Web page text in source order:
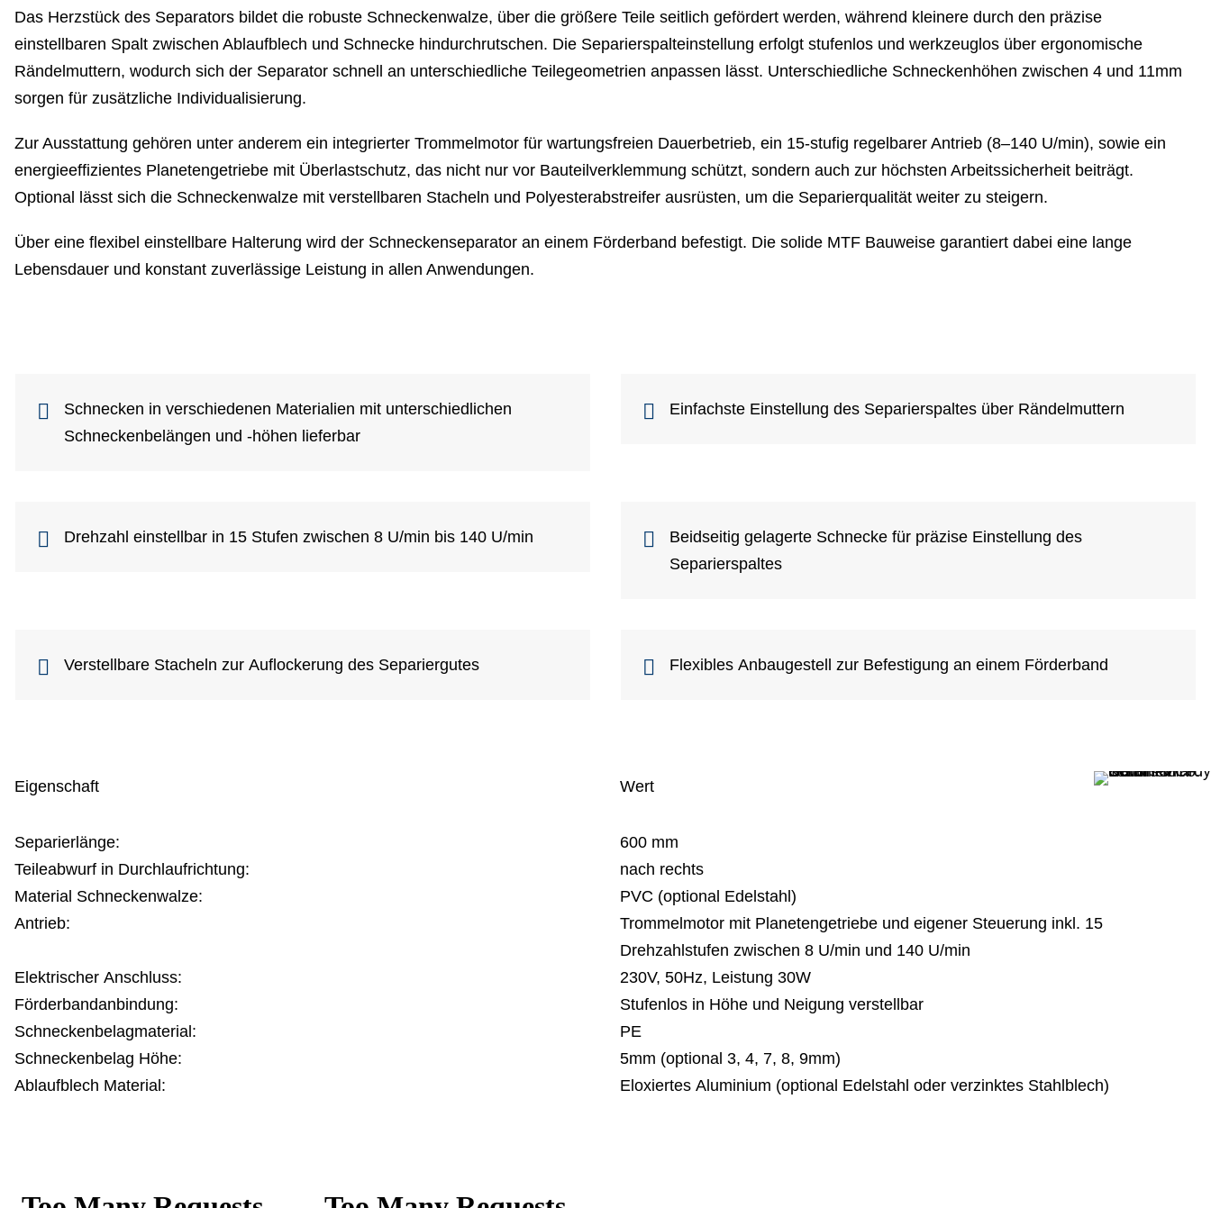
Das Herzstück des Separators bildet die robuste Schneckenwalze, über die größere Teile seitlich gefördert werden, während kleinere durch den präzise
einstellbaren Spalt zwischen Ablaufblech und Schnecke hindurchrutschen. Die Separierspalteinstellung erfolgt stufenlos und werkzeuglos über ergonomische
Rändelmuttern, wodurch sich der Separator schnell an unterschiedliche Teilegeometrien anpassen lässt. Unterschiedliche Schneckenhöhen zwischen 4 und 11mm
sorgen für zusätzliche Individualisierung.
Zur Ausstattung gehören unter anderem ein integrierter Trommelmotor für wartungsfreien Dauerbetrieb, ein 15-stufig regelbarer Antrieb (8–140 U/min), sowie ein
energieeffizientes Planetengetriebe mit Überlastschutz, das nicht nur vor Bauteilverklemmung schützt, sondern auch zur höchsten Arbeitssicherheit beiträgt.
Optional lässt sich die Schneckenwalze mit verstellbaren Stacheln und Polyesterabstreifer ausrüsten, um die Separierqualität weiter zu steigern.
Über eine flexibel einstellbare Halterung wird der Schneckenseparator an einem Förderband befestigt. Die solide MTF Bauweise garantiert dabei eine lange
Lebensdauer und konstant zuverlässige Leistung in allen Anwendungen.
Schnecken in verschiedenen Materialien mit unterschiedlichen
Schneckenbelängen und -höhen lieferbar
Einfachste Einstellung des Separierspaltes über Rändelmuttern
Drehzahl einstellbar in 15 Stufen zwischen 8 U/min bis 140 U/min
Beidseitig gelagerte Schnecke für präzise Einstellung des
Separierspaltes
Verstellbare Stacheln zur Auflockerung des Separiergutes Flexibles Anbaugestell zur Befestigung an einem Förderband
Eigenschaft Wert
Separierlänge:
600 mm
Teileabwurf in Durchlaufrichtung:
nach rechts
Material Schneckenwalze:
PVC (optional Edelstahl)
Antrieb:
Trommelmotor mit Planetengetriebe und eigener Steuerung inkl. 15
Drehzahlstufen zwischen 8 U/min und 140 U/min
Elektrischer Anschluss:
230V, 50Hz, Leistung 30W
Förderbandanbindung:
Stufenlos in Höhe und Neigung verstellbar
Schneckenbelagmaterial:
PE
Schneckenbelag Höhe:
5mm (optional 3, 4, 7, 8, 9mm)
Ablaufblech Material:
Eloxiertes Aluminium (optional Edelstahl oder verzinktes Stahlblech)